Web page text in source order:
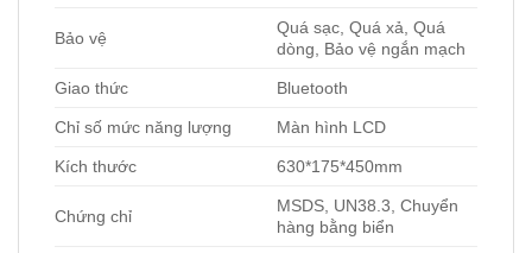
Bảo vệ
Quá sạc, Quá xả, Quá
dòng, Bảo vệ ngắn mạch
Giao thức Bluetooth
Chỉ số mức năng lượng Màn hình LCD
Kích thước 630*175*450mm
Chứng chỉ
MSDS, UN38.3, Chuyển
hàng bằng biển